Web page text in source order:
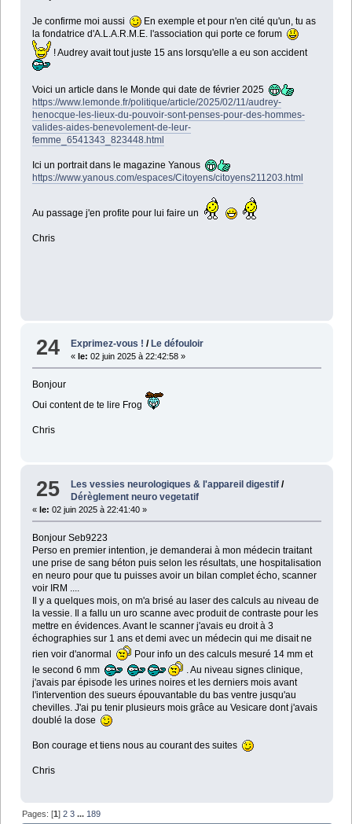
Je confirme moi aussi
En exemple et pour n'en cité qu'un, tu as
la fondatrice d'A.L.A.R.M.E. l'association qui porte ce forum
! Audrey avait tout juste 15 ans lorsqu'elle a eu son accident
Voici un article dans le Monde qui date de février 2025
https://www.lemonde.fr/politique/article/2025/02/11/audrey-
henocque-les-lieux-du-pouvoir-sont-penses-pour-des-hommes-
valides-aides-benevolement-de-leur-
femme_6541343_823448.html
Ici un portrait dans le magazine Yanous
https://www.yanous.com/espaces/Citoyens/citoyens211203.html
Au passage j'en profite pour lui faire un
Chris
24 Exprimez-vous ! /Le défouloir
«le: 02 juin 2025 à 22:42:58 »
Bonjour
Oui content de te lire Frog
Chris
25 Les vessies neurologiques & l'appareil digestif /
Dérèglement neuro vegetatif
« le: 02 juin 2025 à 22:41:40 »
Bonjour Seb9223
Perso en premier intention, je demanderai à mon médecin traitant
une prise de sang béton puis selon les résultats, une hospitalisation
en neuro pour que tu puisses avoir un bilan complet écho, scanner
voir IRM ....
Il y a quelques mois, on m'a brisé au laser des calculs au niveau de
la vessie. Il a fallu un uro scanne avec produit de contraste pour les
mettre en évidences. Avant le scanner j'avais eu droit à 3
échographies sur 1 ans et demi avec un médecin qui me disait ne
rien voir d'anormal
Pour info un des calculs mesuré 14 mm et
le second 6 mm
. Au niveau signes clinique,
j'avais par épisode les urines noires et les derniers mois avant
l'intervention des sueurs épouvantable du bas ventre jusqu'au
chevilles. J'ai pu tenir plusieurs mois grâce au Vesicare dont j'avais
doublé la dose
Bon courage et tiens nous au courant des suites
Chris
Pages: [1]2 3 ... 189